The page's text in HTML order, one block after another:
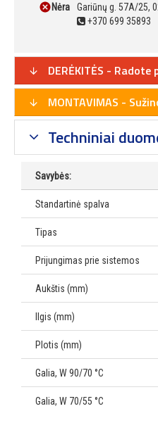
Nėra
Gariūnų g. 57A/25,
+370 699 35893
DERĖKITĖS - Radote
MONTAVIMAS -
Techniniai
Savybės:
Standartinė spalva
Tipas
Prijungimas prie sistemos
Aukštis (mm)
Ilgis (mm)
Plotis (mm)
Galia, W 90/70 °C
Galia, W 70/55 °C